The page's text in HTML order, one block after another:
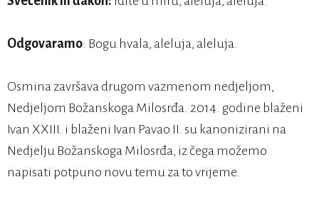
Odgovaramo: Bogu hvala, aleluja, aleluja.
Osmina završava drugom vazmenom nedjeljom,
Nedjeljom Božanskoga Milosrđa. 2014. godine blaženi
Ivan XXIII. i blaženi Ivan Pavao II. su kanonizirani na
Nedjelju Božanskoga Milosrđa, iz čega možemo
napisati potpuno novu temu za to vrijeme.